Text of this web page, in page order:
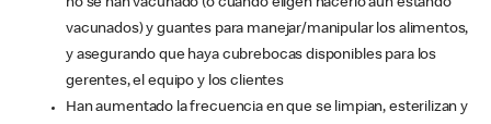
no se han vacunado (o cuando eligen hacerlo aun estando
vacunados) y guantes para manejar/manipular los alimentos,
y asegurando que haya cubrebocas disponibles para los
gerentes, el equipo y los clientes
Han aumentado la frecuencia en que se limpian, esterilizan y